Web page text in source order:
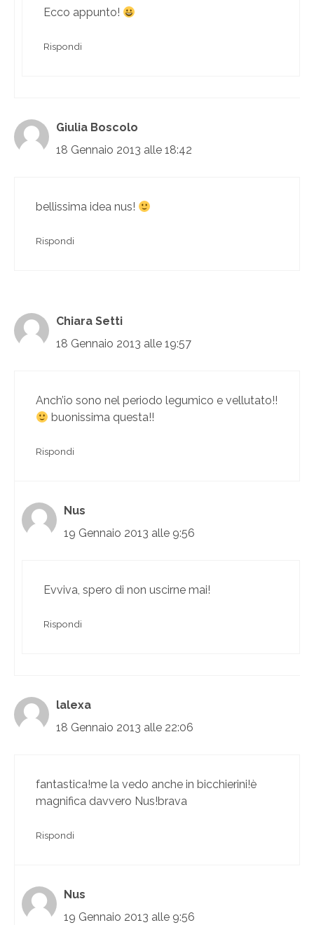
Ecco appunto!
Rispondi
Giulia Boscolo
18 Gennaio 2013 alle 18:42
bellissima idea nus!
Rispondi
Chiara Setti
18 Gennaio 2013 alle 19:57
Anch’io sono nel periodo legumico e vellutato!!
buonissima questa!!
Rispondi
Nus
19 Gennaio 2013 alle 9:56
Evviva, spero di non uscirne mai!
Rispondi
lalexa
18 Gennaio 2013 alle 22:06
fantastica!me la vedo anche in bicchierini!è
magnifica davvero Nus!brava
Rispondi
Nus
19 Gennaio 2013 alle 9:56